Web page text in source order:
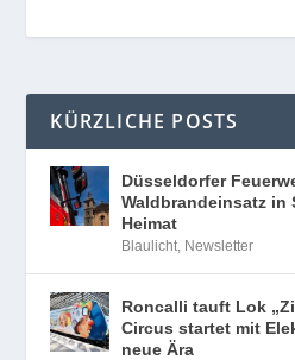
KÜRZLICHE POSTS
Düsseldorfer
Waldbrandeinsatz in
Heimat
Blaulicht, Newsletter
Roncalli tauft Lok
Circus startet mit
neue Ära